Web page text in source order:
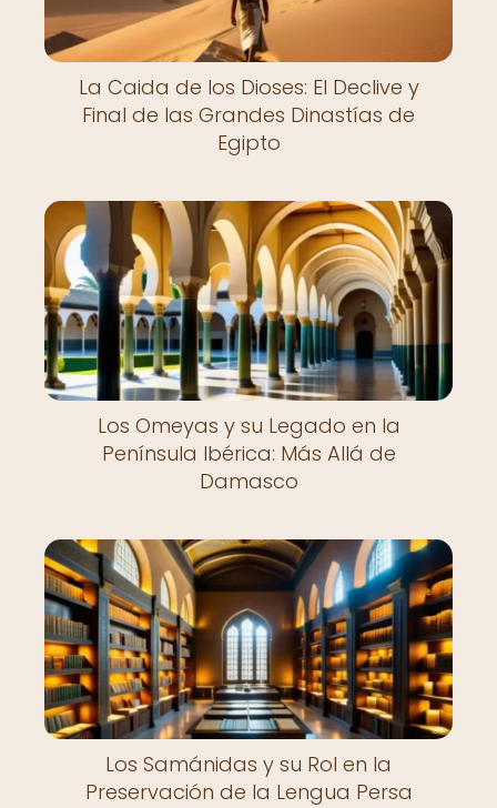
La Caida de los Dioses: El Declive y
Final de las Grandes Dinastías de
Egipto
Los Omeyas y su Legado en la
Península Ibérica: Más Allá de
Damasco
Los Samánidas y su Rol en la
Preservación de la Lengua Persa